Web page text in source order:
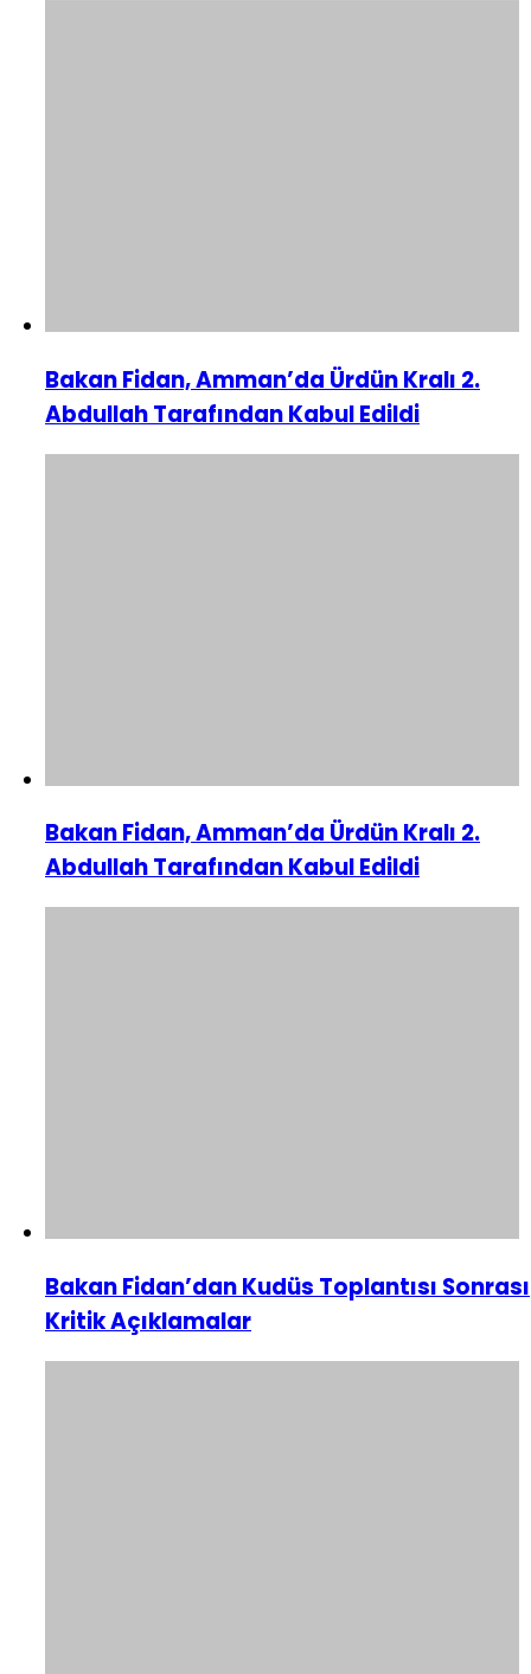
Bakan Fidan, Amman’da Ürdün Kralı 2.
Abdullah Tarafından Kabul Edildi
Bakan Fidan, Amman’da Ürdün Kralı 2.
Abdullah Tarafından Kabul Edildi
Bakan Fidan’dan Kudüs Toplantısı Sonrası
Kritik Açıklamalar